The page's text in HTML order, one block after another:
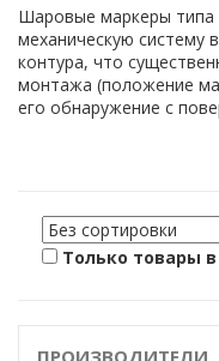
Шаровые маркеры типа
механическую систему
контура, что
монтажа (положение
его обнаружение с
Только товары
ПРОИЗВОДИТЕЛИ